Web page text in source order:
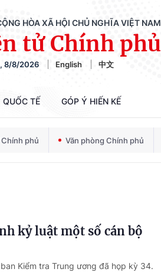
HÒA XÃ HỘI CHỦ NGHĨA VIỆT NAM
tử Chính phủ
8/8/2026 English 中文
QUỐC TẾ GÓP Ý HIẾN KẾ
phủ Văn phòng Chính phủ
kỷ luật một số cán bộ
Kiểm tra Trung ương đã họp kỳ 34.